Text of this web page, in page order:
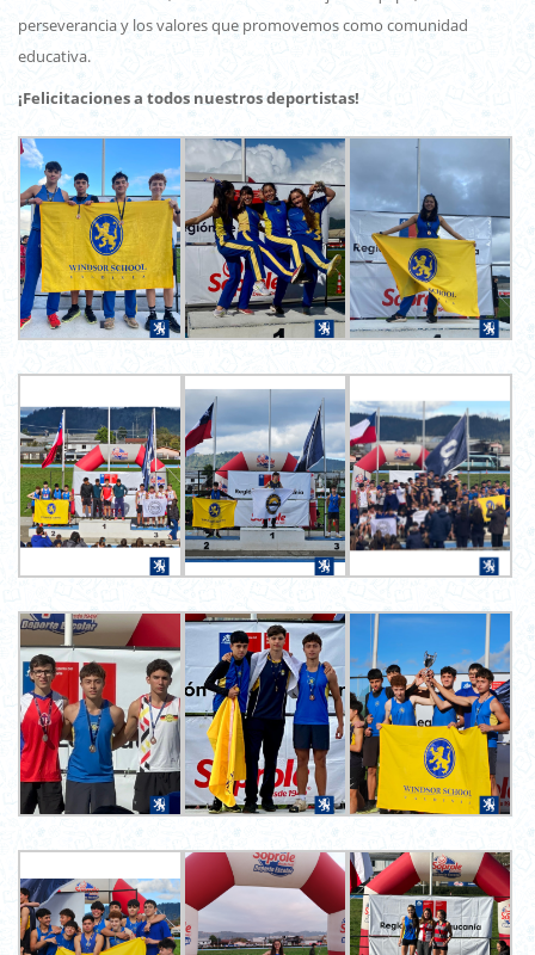
perseverancia y los valores que promovemos como comunidad
educativa.
¡Felicitaciones a todos nuestros deportistas!